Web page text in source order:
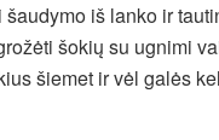
iš lanko ir
šokių su ugnimi
šiemet ir vėl galės